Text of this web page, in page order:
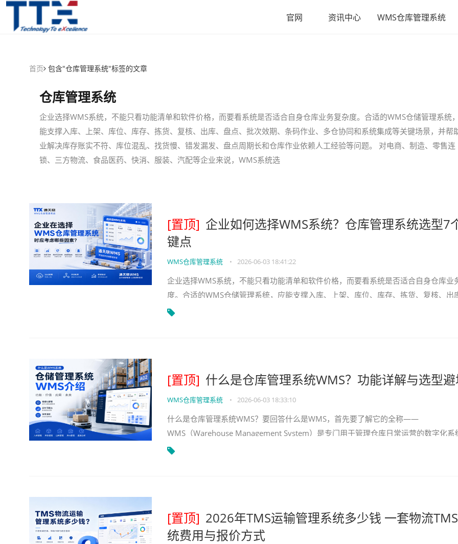
官网 资讯中心 WMS仓库管理系统
首页 包含"仓库管理系统"标签的文章
仓库管理系统
企业选择WMS系统，不能只看功能清单和软件价格，而要看系统是否适合自身仓库业务复杂度。合适的WMS仓储管理系统
能支撑入库、上架、库位、库存、拣货、复核、出库、盘点、批次效期、条码作业、多仓协同和系统集成等关键场景，并帮
业解决库存账实不符、库位混乱、找货慢、错发漏发、盘点周期长和仓库作业依赖人工经验等问题。 对电商、制造、零售连
锁、三方物流、食品医药、快消、服装、汽配等企业来说，WMS系统选
[置顶] 企业如何选择WMS系统？仓库管理系统选型7
键点
WMS仓库管理系统 • 2026-06-03 18:41:22
企业选择WMS系统，不能只看功能清单和软件价格，而要看系统是否适合自身仓库业
度。合适的WMS仓储管理系统，应能支撑入库、上架、库位、库存、拣货、复核、出
点、批次效期、条码作业、多仓协同和系
[置顶] 什么是仓库管理系统WMS？功能详解与选型
WMS仓库管理系统 • 2026-06-03 18:33:10
什么是仓库管理系统WMS？要回答什么是WMS，首先要了解它的全称——
WMS（Warehouse Management System）是专门用于管理仓库日常运营的数字化系
盖从货物入库、上架存储、库
[置顶] 2026年TMS运输管理系统多少钱 一套物流
统费用与报价方式